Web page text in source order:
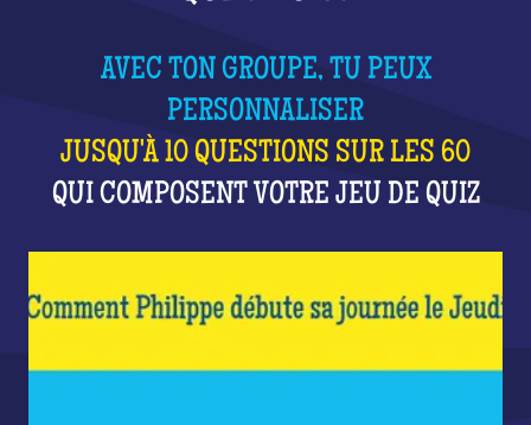
AVEC TON GROUPE, TU PEUX
PERSONNALISER
JUSQU'À 10 QUESTIONS SUR LES 60
QUI COMPOSENT VOTRE JEU DE QUIZ